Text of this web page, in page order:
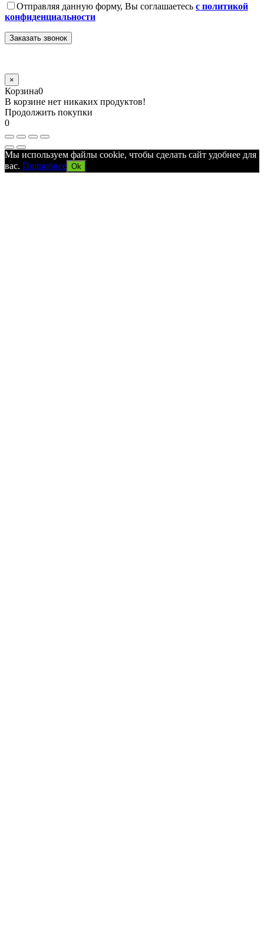
Отправляя данную форму, Вы соглашаетесь с политикой
конфиденциальности
×
Корзина0
В корзине нет никаких продуктов!
Продолжить покупки
0
Мы используем файлы cookie, чтобы сделать сайт удобнее для
вас. Подробнее Ok